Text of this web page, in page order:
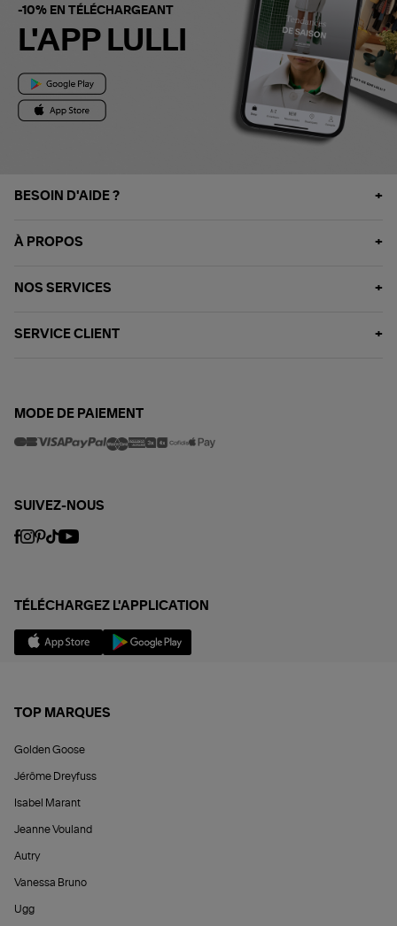
-10% EN TÉLÉCHARGEANT
L'APP LULLI
BESOIN D'AIDE ?
À PROPOS
NOS SERVICES
SERVICE CLIENT
MODE DE PAIEMENT
SUIVEZ-NOUS
TÉLÉCHARGEZ L'APPLICATION
TOP MARQUES
Golden Goose
Jérôme Dreyfuss
Isabel Marant
Jeanne Vouland
Autry
Vanessa Bruno
Ugg